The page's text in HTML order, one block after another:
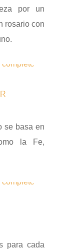
por un
rosario con
se basa en
la Fe,
para cada